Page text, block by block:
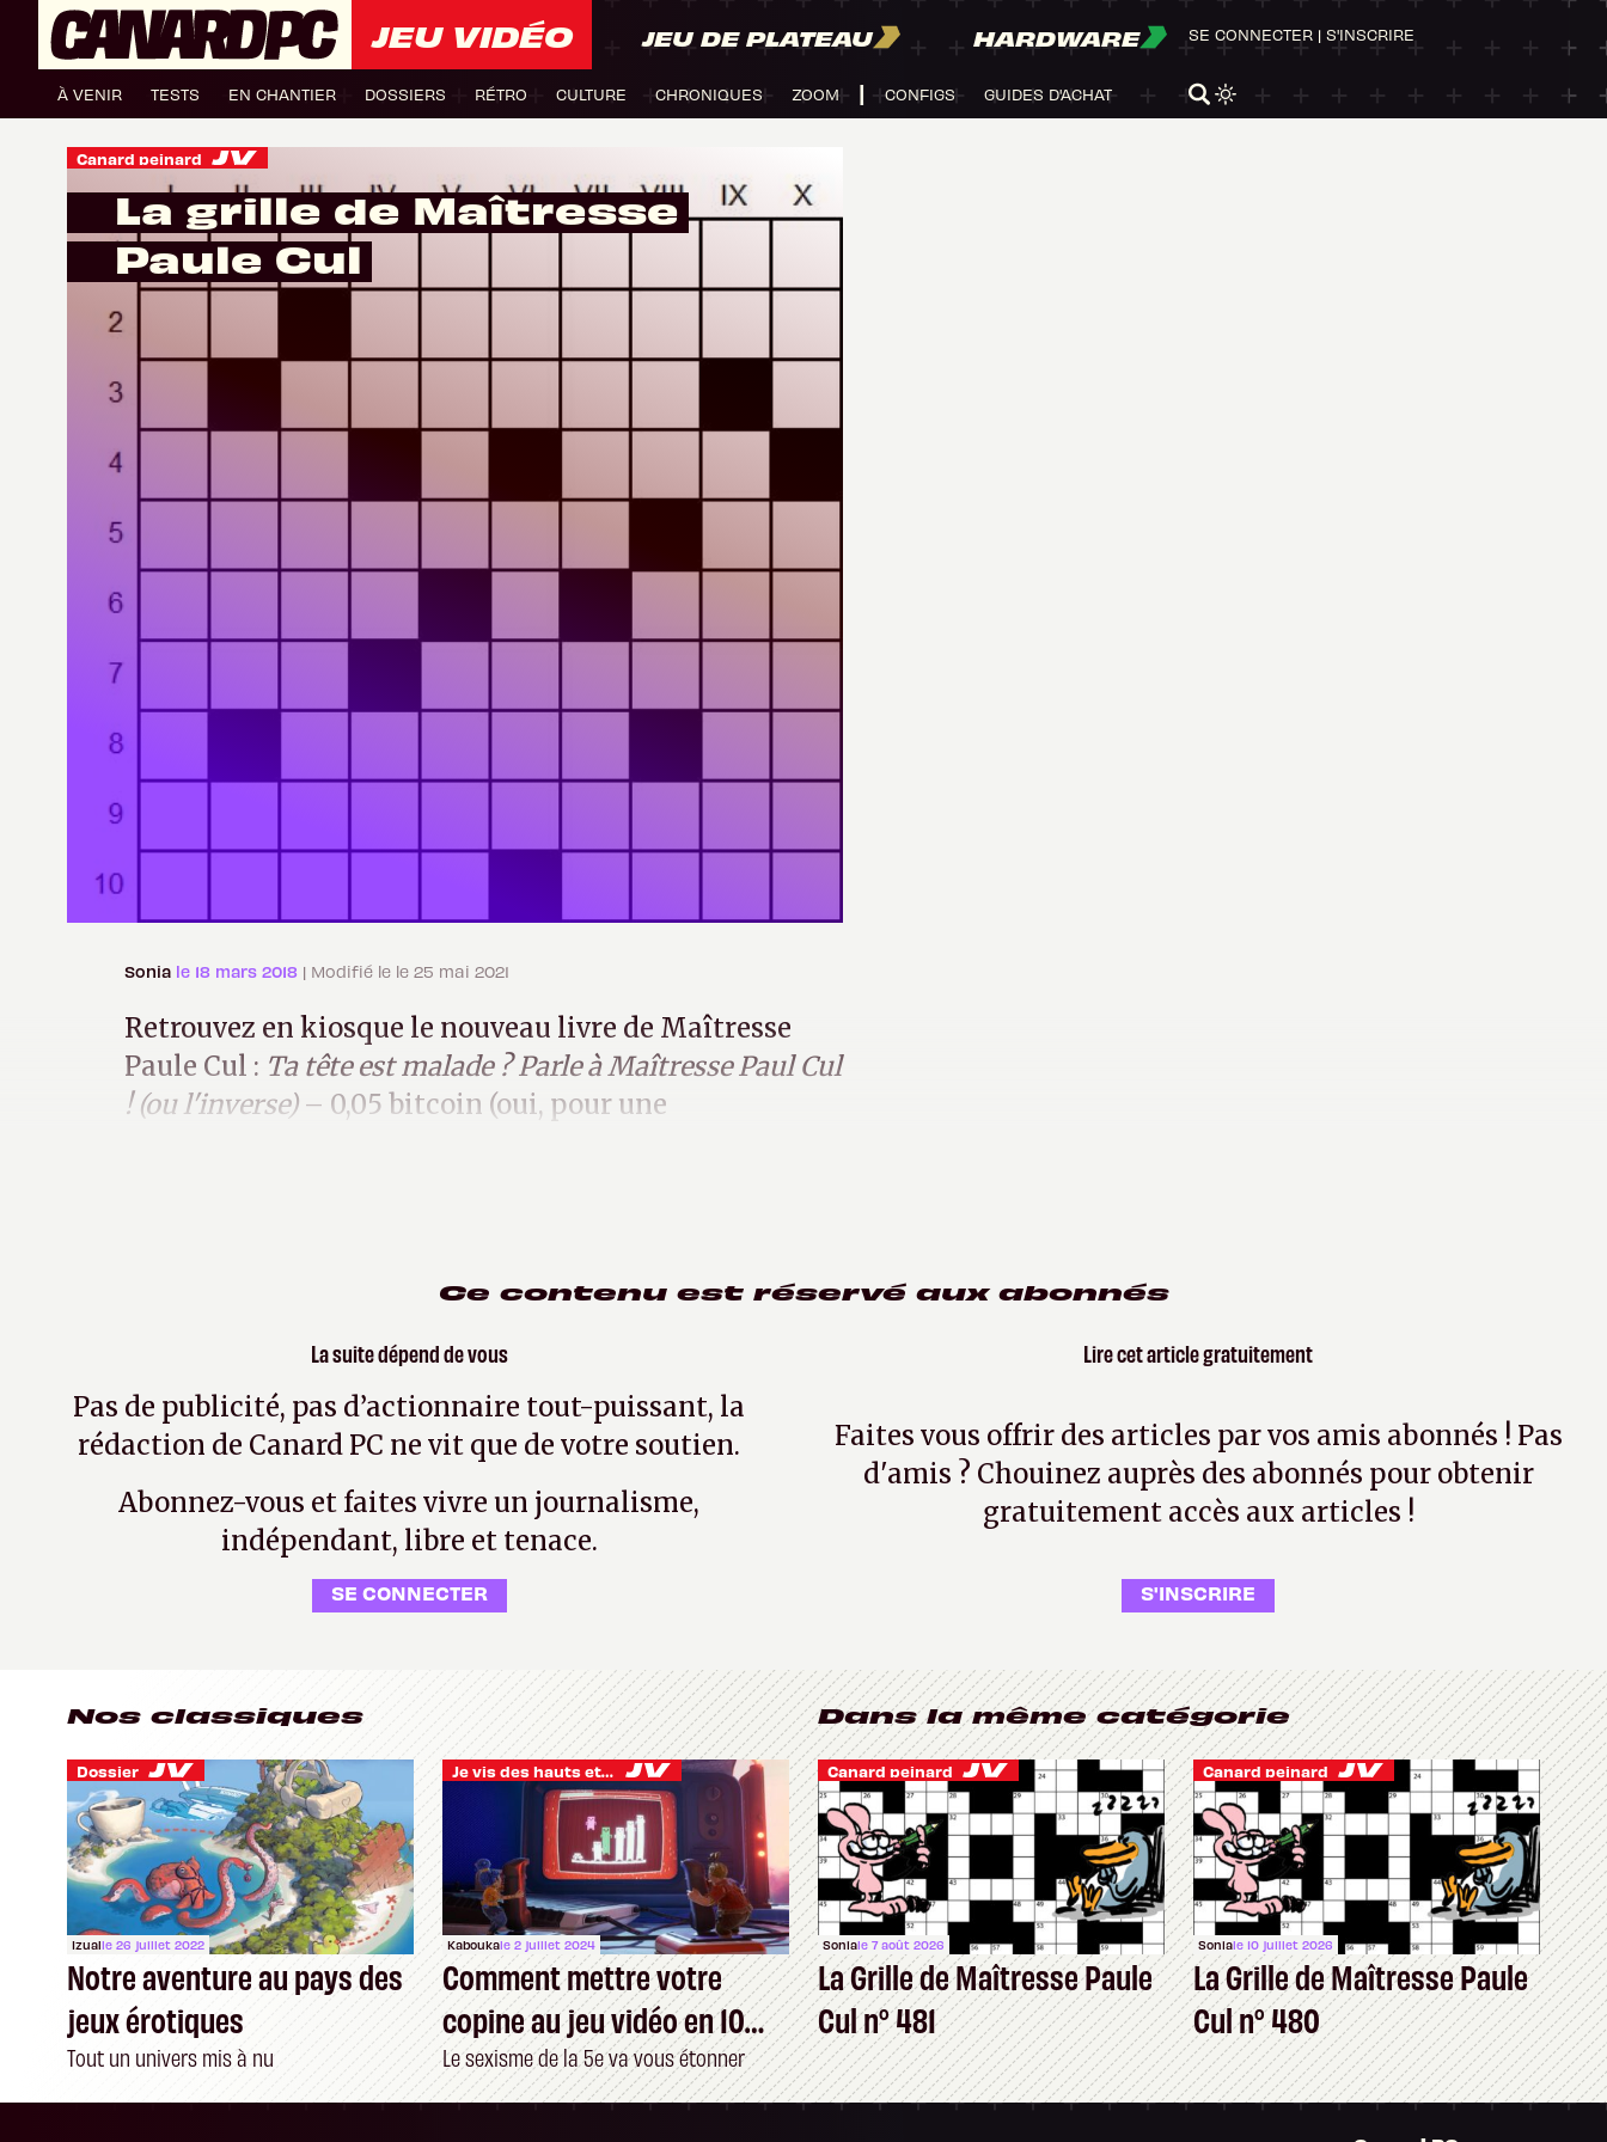
JEU VIDÉO JEU DE PLATEAU HARDWARE
À VENIR TESTS EN CHANTIER DOSSIERS RÉTRO CULTURE CHRONIQUES ZOOM CONFIGS GUIDES D'ACHAT
SE CONNECTER | S'INSCRIRE
Canard peinard
La grille de Maîtresse
Paule Cul
Sonia le 18 mars 2018 | Modifié le le 25 mai 2021
Retrouvez en kiosque le nouveau livre de Maîtresse
Paule Cul : Ta tête est malade ? Parle à Maîtresse Paul Cul
! (ou l'inverse)– 0,05 bitcoin (oui, pour une
Ce contenu est réservé aux abonnés
La suite dépend de vous
Pas de publicité, pas d’actionnaire tout-puissant, la
rédaction de Canard PC ne vit que de votre soutien.
Abonnez-vous et faites vivre un journalisme,
indépendant, libre et tenace.
SE CONNECTER
Lire cet article gratuitement
Faites vous offrir des articles par vos amis abonnés ! Pas
d'amis ? Chouinez auprès des abonnés pour obtenir
gratuitement accès aux articles !
S'INSCRIRE
Nos classiques
Dossier
Izualle 26 juillet 2022
Notre aventure au pays des
jeux érotiques
Tout un univers mis à nu
Je vis des hauts et des bas
Kaboukale 2 juillet 2024
Comment mettre votre
copine au jeu vidéo en 10
astuces
Le sexisme de la 5e va vous étonner
Dans la même catégorie
Canard peinard
Soniale 7 août 2026
La Grille de Maîtresse Paule
Cul n° 481
Canard peinard
Soniale 10 juillet 2026
La Grille de Maîtresse Paule
Cul n° 480